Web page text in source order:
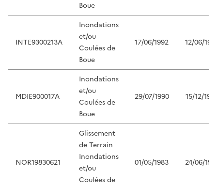
Boue
INTE9300213A
Inondations
et/ou
Coulées de
Boue
17/06/1992 12/06/
MDIE900017A
Inondations
et/ou
Coulées de
Boue
29/07/1990 15/12/
NOR19830621
Glissement
de Terrain
Inondations
et/ou
Coulées de
01/05/1983 24/06/